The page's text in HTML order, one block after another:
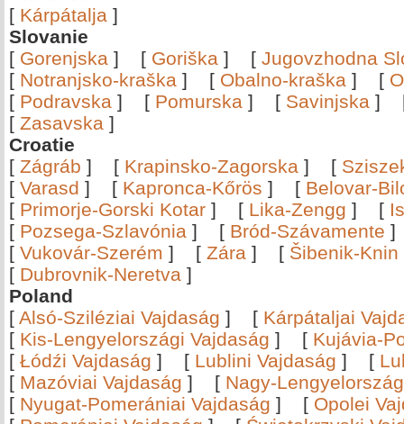
[ Kárpátalja ]
Slovanie
[ Gorenjska ] [ Goriška ] [ Jugovzhodna
[ Notranjsko-kraška ] [ Obalno-kraška ] [
[ Podravska ] [ Pomurska ] [ Savinjska ]
[ Zasavska ]
Croatie
[ Zágráb ] [ Krapinsko-Zagorska ] [
[ Varasd ] [ Kapronca-Kőrös ] [ Belovar-
[ Primorje-Gorski Kotar ] [ Lika-Zengg ] [
[ Pozsega-Szlavónia ] [ Bród-Szávamente
[ Vukovár-Szerém ] [ Zára ] [ Šibenik-Knin
[ Dubrovnik-Neretva ]
Poland
[ Alsó-Sziléziai Vajdaság ] [ Kárpátaljai
[ Kis-Lengyelországi Vajdaság ] [ Kujávia-
[ Łódźi Vajdaság ] [ Lublini Vajdaság ] [
[ Mazóviai Vajdaság ] [ Nagy-
[ Nyugat-Pomerániai Vajdaság ] [ Opolei